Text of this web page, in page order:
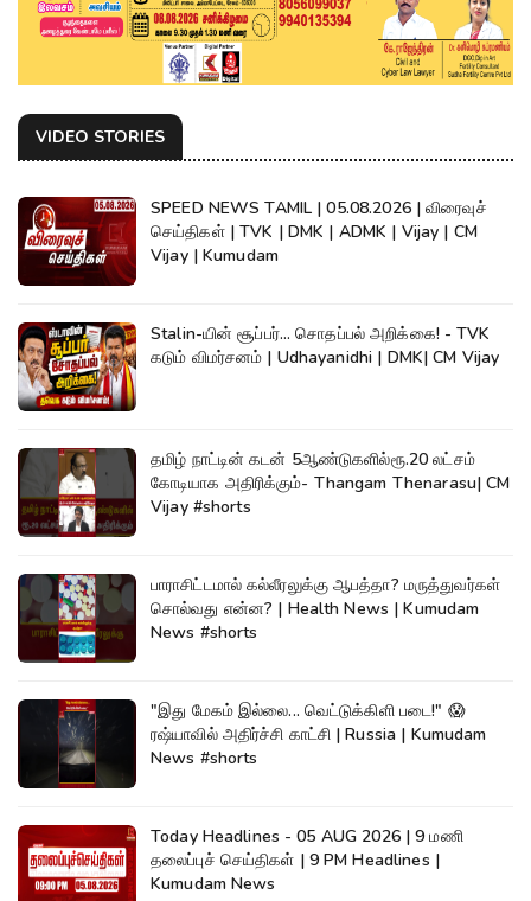
VIDEO STORIES
SPEED NEWS TAMIL | 05.08.2026 | விரைவுச்
செய்திகள் | TVK | DMK | ADMK | Vijay | CM
Vijay | Kumudam
Stalin-யின் சூப்பர்... சொதப்பல் அறிக்கை! - TVK
கடும் விமர்சனம் | Udhayanidhi | DMK| CM Vijay
தமிழ் நாட்டின் கடன் 5ஆண்டுகளில்ரூ.20 லட்சம்
கோடியாக அதிரிக்கும்- Thangam Thenarasu| CM
Vijay #shorts
பாராசிட்டமால் கல்லீரலுக்கு ஆபத்தா? மருத்துவர்கள்
சொல்வது என்ன? | Health News | Kumudam
News #shorts
"இது மேகம் இல்லை... வெட்டுக்கிளி படை!" 😱
ரஷ்யாவில் அதிர்ச்சி காட்சி | Russia | Kumudam
News #shorts
Today Headlines - 05 AUG 2026 | 9 மணி
தலைப்புச் செய்திகள் | 9 PM Headlines |
Kumudam News